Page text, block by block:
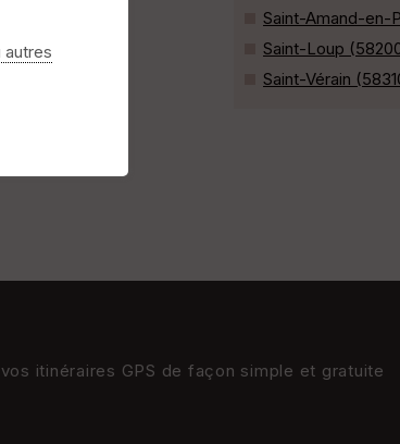
Saint-Amand-en-
Saint-Loup
Saint-Vérain
itinéraires GPS de façon simple et gratuite